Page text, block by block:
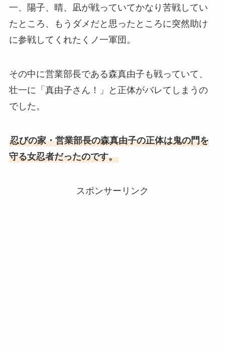
一、陽子、晴、凪が戦っていてかなり苦戦してい
たところ、もうダメだと思ったところに突然助け
に参戦してくれたくノ一軍団。
その中に営業部長である森真由子も戦っていて、
壮一に「真由子さん！」と正体がバレてしまうの
でした。
忍びの家・営業部長の森真由子の正体は鬼の門を
守る女忍者だったのです。
スポンサーリンク